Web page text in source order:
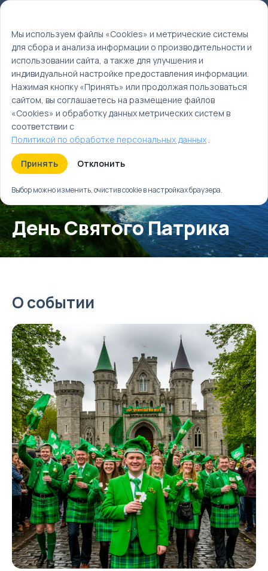
Главная
Календарь событий
Весна
Март
День Святого Патрика
О событии
Мы используем файлы «Cookies» и метрические системы
для сбора и анализа информации о производительности и
использовании сайта, а также для улучшения и
индивидуальной настройке предоставления информации.
Нажимая кнопку «Принять» или продолжая пользоваться
сайтом, вы соглашаетесь на размещение файлов
«Cookies» и обработку данных метрических систем в
соответствии с
Политикой по обработке персональных данных.
Принять Отклонить
Выбор можно изменить, очистив cookie в настройках браузера.